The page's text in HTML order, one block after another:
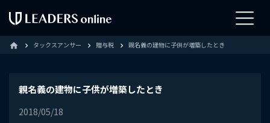
home タックスアンサー 贈与税 親名義の建物に子供が増築したとき
親名義の建物に子供が増築したとき
2018/05/18